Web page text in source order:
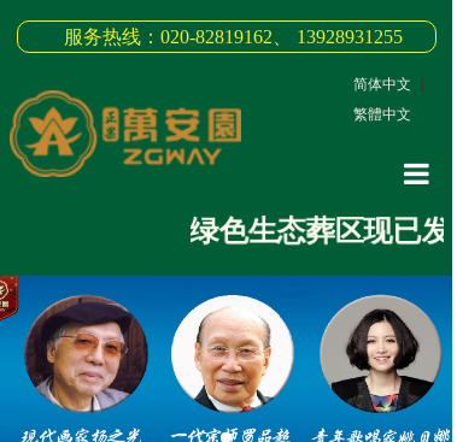
网站
3D
新
服务热线：020-82819162、 13928931255
简体中文
繁體中文
绿色生态葬区现已发